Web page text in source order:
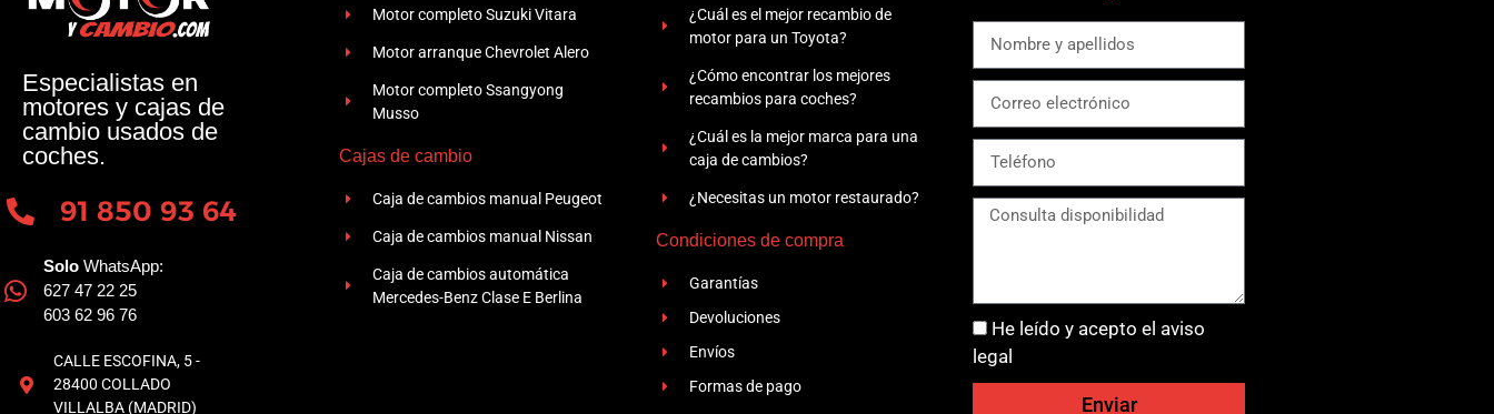
Especialistas en
motores y cajas de
cambio usados de
coches.
91 850 93 64
Solo WhatsApp:
627 47 22 25
603 62 96 76
CALLE ESCOFINA, 5 -
28400 COLLADO
VILLALBA (MADRID)
Motor completo Suzuki Vitara
Motor arranque Chevrolet Alero
Motor completo Ssangyong
Musso
Cajas de cambio
Caja de cambios manual Peugeot
Caja de cambios manual Nissan
Caja de cambios automática
Mercedes-Benz Clase E Berlina
¿Cuál es el mejor recambio de
motor para un Toyota?
¿Cómo encontrar los mejores
recambios para coches?
¿Cuál es la mejor marca para una
caja de cambios?
¿Necesitas un motor restaurado?
Condiciones de compra
Garantías
Devoluciones
Envíos
Formas de pago
He leído y acepto el aviso
legal
Enviar